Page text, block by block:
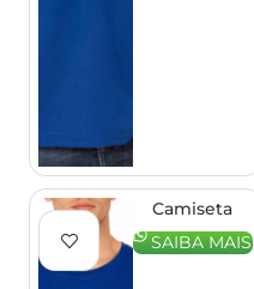
Camiseta
Personalizada
– EQPRO
SAIBA MAIS